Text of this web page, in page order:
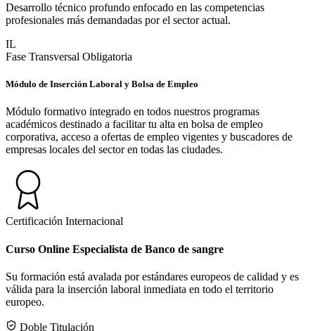
Desarrollo técnico profundo enfocado en las competencias
profesionales más demandadas por el sector actual.
IL
Fase Transversal Obligatoria
Módulo de Inserción Laboral y Bolsa de Empleo
Módulo formativo integrado en todos nuestros programas
académicos destinado a facilitar tu alta en bolsa de empleo
corporativa, acceso a ofertas de empleo vigentes y buscadores de
empresas locales del sector en todas las ciudades.
Certificación Internacional
Curso Online Especialista de Banco de sangre
Su formación está avalada por estándares europeos de calidad y es
válida para la inserción laboral inmediata en todo el territorio
europeo.
Doble Titulación